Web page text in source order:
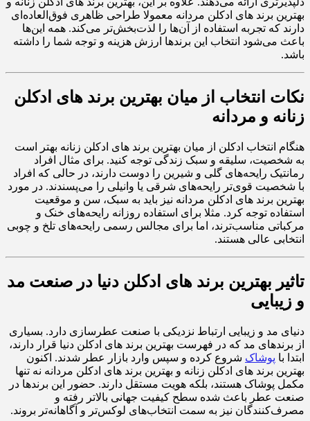
بهترین برند های ادکلن مردانه معمولا طراحی ظاهری فوق‌العاده‌ای
دارند که تجربه استفاده از آن‌ها را لذت‌بخش‌تر می‌کند. همه این‌ها
باعث می‌شود انتخاب این برندها ارزش هزینه و توجه شما را داشته
باشد.
نکات انتخاب از میان بهترین برند های ادکلن
زنانه و مردانه
هنگام انتخاب ادکلن از میان بهترین برند های ادکلن زنانه بهتر است
به شخصیت، سلیقه و سبک زندگی توجه کنید. برای مثال افراد
رمانتیک رایحه‌های گلی و شیرین را دوست دارند، در حالی که افراد
با شخصیت قوی‌تر رایحه‌های شرقی یا وانیلی را می‌پسندند. در مورد
بهترین برند های ادکلن مردانه نیز باید به سبک، سن و موقعیت
استفاده توجه کرد. مثلا برای استفاده روزانه رایحه‌های خنک و
مرکباتی مناسب‌ترند، اما برای مجالس رسمی رایحه‌های تلخ و چوبی
انتخابی عالی هستند.
تاثیر بهترین برند های ادکلن دنیا در صنعت مد
و زیبایی
دنیای مد و زیبایی ارتباط نزدیکی با صنعت عطرسازی دارد. بسیاری
از برندهای مد که در فهرست بهترین برند های ادکلن دنیا قرار دارند،
ابتدا با پوشاک شروع کرده و سپس وارد بازار عطر شدند. اکنون
بهترین برند های ادکلن زنانه و بهترین برند های ادکلن مردانه نه تنها
مکمل پوشاک هستند، بلکه هویت مستقل دارند. حضور این برندها در
صنعت عطر باعث شده سطح کیفیت جهانی بالاتر رفته و
مصرف‌کنندگان نیز به سمت انتخاب‌های لوکس‌تر و آگاهانه‌تر بروند.